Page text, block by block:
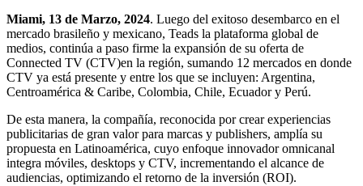
Miami, 13 de Marzo, 2024. Luego del exitoso desembarco en el
mercado brasileño y mexicano, Teads la plataforma global de
medios, continúa a paso firme la expansión de su oferta de
Connected TV (CTV)en la región, sumando 12 mercados en donde
CTV ya está presente y entre los que se incluyen: Argentina,
Centroamérica & Caribe, Colombia, Chile, Ecuador y Perú.
De esta manera, la compañía, reconocida por crear experiencias
publicitarias de gran valor para marcas y publishers, amplía su
propuesta en Latinoamérica, cuyo enfoque innovador omnicanal
integra móviles, desktops y CTV, incrementando el alcance de
audiencias, optimizando el retorno de la inversión (ROI).